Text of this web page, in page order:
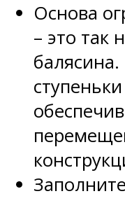
Основа
– это так